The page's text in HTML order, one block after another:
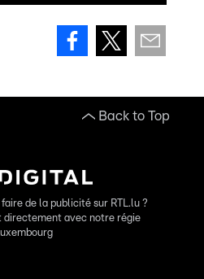
Back to Top
faire de la publicité sur RTL.lu ?
directement avec notre régie